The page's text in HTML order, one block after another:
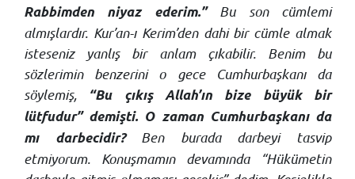
Rabbimden niyaz ederim.” Bu son cümlemi
almışlardır. Kur’an-ı Kerim’den dahi bir cümle almak
isteseniz yanlış bir anlam çıkabilir. Benim bu
sözlerimin benzerini o gece Cumhurbaşkanı da
söylemiş, “Bu çıkış Allah’ın bize büyük bir
lütfudur” demişti. O zaman Cumhurbaşkanı da
mı darbecidir? Ben burada darbeyi tasvip
etmiyorum. Konuşmamın devamında “Hükümetin